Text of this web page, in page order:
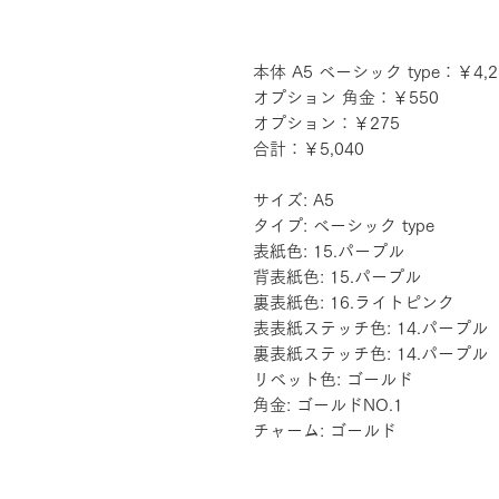
本体 A5 ベーシック type：￥
オプション 角金：￥550
オプション：￥275
合計：￥5,040
サイズ: A5
タイプ: ベーシック type
表紙色: 15.パープル
背表紙色: 15.パープル
裏表紙色: 16.ライトピンク
表表紙ステッチ色: 14.パープル
裏表紙ステッチ色: 14.パープル
リベット色: ゴールド
角金: ゴールドNO.1
チャーム: ゴールド